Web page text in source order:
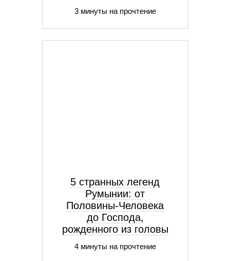
3 минуты на прочтение
5 странных легенд
Румынии: от
Половины-Человека
до Господа,
рожденного из головы
4 минуты на прочтение